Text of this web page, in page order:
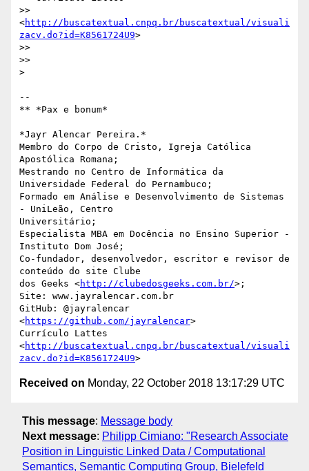
>>
<http://buscatextual.cnpq.br/buscatextual/visuali
zacv.do?id=K8561724U9>
>>
>>
>
--
** *Pax e bonum*
*Jayr Alencar Pereira.*
Membro do Corpo de Cristo, Igreja Católica
Apostólica Romana;
Mestrando no Centro de Informática da
Universidade Federal do Pernambuco;
Formado em Análise e Desenvolvimento de Sistemas
- UniLeão, Centro
Universitário;
Especialista MBA em Docência no Ensino Superior -
Instituto Dom José;
Co-fundador, desenvolvedor, escritor e revisor de
conteúdo do site Clube
dos Geeks <http://clubedosgeeks.com.br/>;
Site: www.jayralencar.com.br
GitHub: @jayralencar
<https://github.com/jayralencar>
Currículo Lattes
<http://buscatextual.cnpq.br/buscatextual/visuali
zacv.do?id=K8561724U9
Received on Monday, 22 October 2018 13:17:29 UTC
This message: Message body
Next message: Philipp Cimiano: "Research Associate
Position in Linguistic Linked Data / Computational
Semantics, Semantic Computing Group, Bielefeld